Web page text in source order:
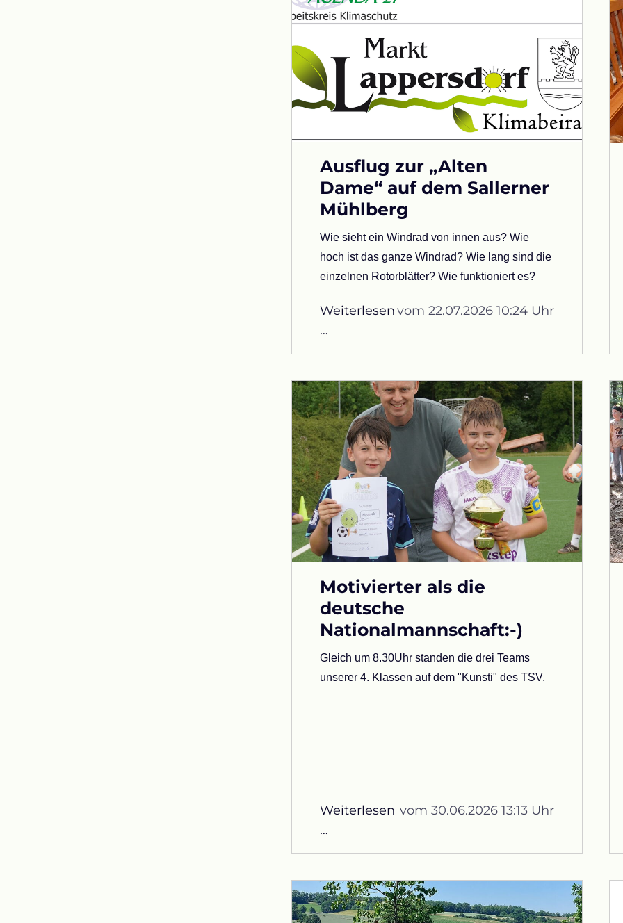
vom 22.07.2026 10:24 Uhr
Ausflug zur „Alten
Dame“ auf dem Sallerner
Mühlberg
Wie sieht ein Windrad von innen aus?Wie
hoch ist das ganze Windrad? Wie lang sind die
einzelnen Rotorblätter? Wie funktioniert es?
Weiterlesen
…
Dame“
auf
dem
Sallerner
Mühlberg
vom 30.06.2026 13:13 Uhr
Motivierter als die
deutsche
Nationalmannschaft:-)
Gleich um 8.30Uhr standen die drei Teams
unserer 4. Klassen auf dem "Kunsti" des TSV.
Weiterlesen
…
deutsche
Nationalmannschaft:-)